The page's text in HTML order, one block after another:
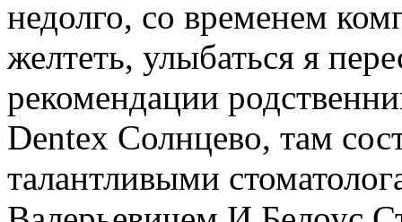
недолго, со временем
желтеть, улыбаться я
рекомендации
Dentex Солнцево, там
талантливыми